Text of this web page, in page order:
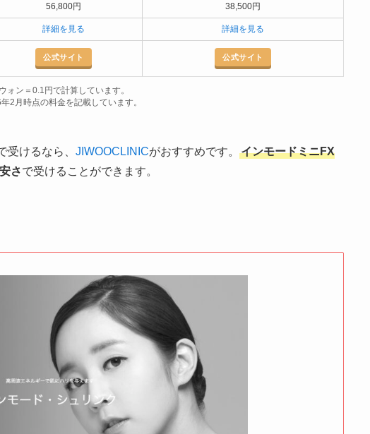
56,800円 38,500円
詳細を見る 詳細を見る
公式サイト 公式サイト
ォン＝0.1円で計算しています。
2月時点の料金を記載しています。
けるなら、 JIWOOCLINICがおすすめです。
インモードミニFX
さで受けることができます。